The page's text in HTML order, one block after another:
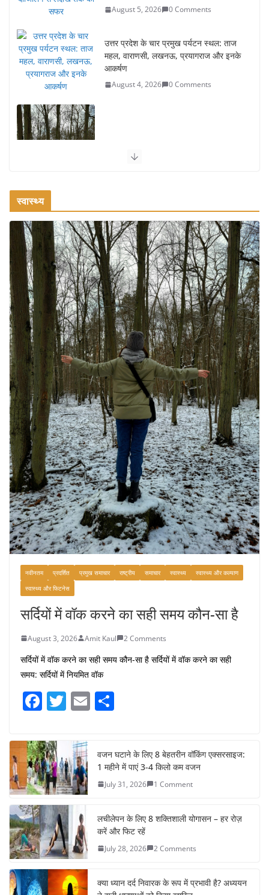
August 5, 2026 0 Comments
उत्तर प्रदेश के चार प्रमुख पर्यटन स्थल: ताज
महल, वाराणसी, लखनऊ, प्रयागराज और इनके
आकर्षण
August 4, 2026 0 Comments
August 3, 2026
ऑफबीट समर डेस्टिनेशन: गर्मियों के लिए 7
बेहतरीन ठंडी जगहें – भीड़ से दूर छुट्टियां
August 2, 2026 1 Comment
भारत में दर्शनीय 10 सबसे प्रसिद्ध मंदिर:
आस्था, इतिहास और वास्तुकला के अद्भुत
प्रतीक
August 9, 2026 0 Comments
स्वास्थ्य
नवीनतम प्रदर्शित प्रमुख समाचार राष्ट्रीय समाचार स्वास्थ्य
स्वास्थ्य और कल्याण
स्वास्थ्य और फिटनेस
सर्दियों में वॉक करने का सही समय कौन-सा है
August 3, 2026 Amit Kaul 2 Comments
सर्दियों में वॉक करने का सही समय कौन-सा है सर्दियों में वॉक करने का सही
समय: सर्दियों में नियमित वॉक
F
c
e
b
o
o
k
T
itt
er
E
e
वजन घटाने के लिए 8 बेहतरीन वॉकिंग एक्सरसाइज:
1 महीने में पाएं 3-4 किलो कम वजन
July 31, 2026 1 Comment
लचीलेपन के लिए 8 शक्तिशाली योगासन – हर रोज़
करें और फिट रहें
July 28, 2026 2 Comments
क्या ध्यान दर्द निवारक के रूप में प्रभावी है? अध्ययन